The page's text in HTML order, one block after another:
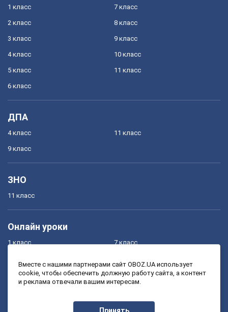
1 класс
2 класс
3 класс
4 класс
5 класс
6 класс
7 класс
8 класс
9 класс
10 класс
11 класс
ДПА
4 класс
9 класс
11 класс
ЗНО
11 класс
Онлайн уроки
1 класс
3 класс
7 класс
9 класс
Вместе с нашими партнерами сайт OBOZ.UA использует
cookie, чтобы обеспечить должную работу сайта, а контент
и реклама отвечали вашим интересам.